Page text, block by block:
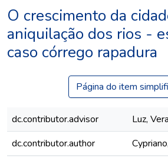
O crescimento da
aniquilação dos rios -
caso córrego rapadura
Página do item
dc.contributor.advisor
Luz,
dc.contributor.author